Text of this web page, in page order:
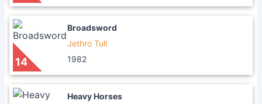
14
Broadsword
Jethro Tull
1982
Heavy Horses